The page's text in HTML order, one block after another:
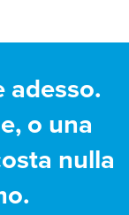
adesso.
o una
nulla